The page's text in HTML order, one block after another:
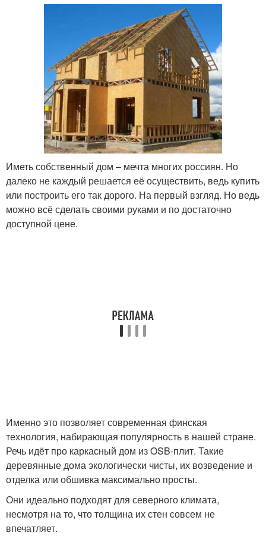
Иметь собственный дом – мечта многих россиян. Но
далеко не каждый решается её осуществить, ведь купить
или построить его так дорого. На первый взгляд. Но ведь
можно всё сделать своими руками и по достаточно
доступной цене.
Именно это позволяет современная финская
технология, набирающая популярность в нашей стране.
Речь идёт про каркасный дом из OSB-плит. Такие
деревянные дома экологически чисты, их возведение и
отделка или обшивка максимально просты.
Они идеально подходят для северного климата,
несмотря на то, что толщина их стен совсем не
впечатляет.